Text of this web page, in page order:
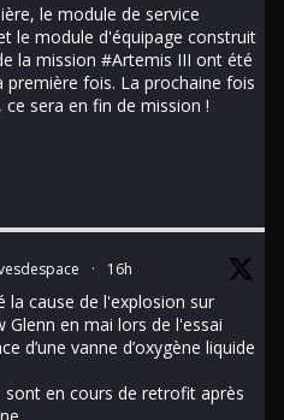
le module de service
le module d'équipage construit
la mission #Artemis III ont été
première fois. La prochaine fois
sera en fin de mission !
· 16h
la cause de l'explosion sur
Glenn en mai lors de l'essai
d’une vanne d’oxygène liquide
en cours de retrofit après